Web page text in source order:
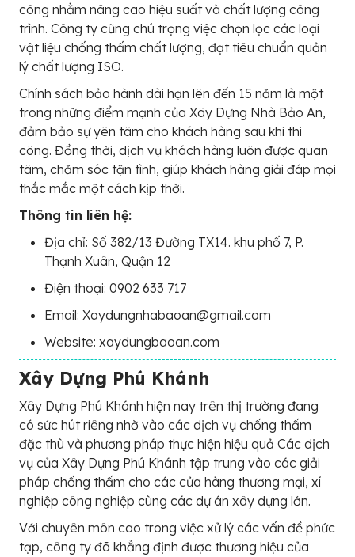
công nhằm nâng cao hiệu suất và chất lượng công
trình. Công ty cũng chú trọng việc chọn lọc các loại
vật liệu chống thấm chất lượng, đạt tiêu chuẩn quản
lý chất lượng ISO.
Chính sách bảo hành dài hạn lên đến 15 năm là một
trong những điểm mạnh của Xây Dựng Nhà Bảo An,
đảm bảo sự yên tâm cho khách hàng sau khi thi
công. Đồng thời, dịch vụ khách hàng luôn được quan
tâm, chăm sóc tận tình, giúp khách hàng giải đáp mọi
thắc mắc một cách kịp thời.
Thông tin liên hệ:
Địa chỉ: Số 382/13 Đường TX14. khu phố 7, P.
Thạnh Xuân, Quận 12
Điện thoại: 0902 633 717
Email: Xaydungnhabaoan@gmail.com
Website: xaydungbaoan.com
Xây Dựng Phú Khánh
Xây Dựng Phú Khánh hiện nay trên thị trường đang
có sức hút riêng nhờ vào các dịch vụ chống thấm
đặc thù và phương pháp thực hiện hiệu quả Các dịch
vụ của Xây Dựng Phú Khánh tập trung vào các giải
pháp chống thấm cho các cửa hàng thương mại, xí
nghiệp công nghiệp cùng các dự án xây dựng lớn.
Với chuyên môn cao trong việc xử lý các vấn đề phức
tạp, công ty đã khẳng định được thương hiệu của